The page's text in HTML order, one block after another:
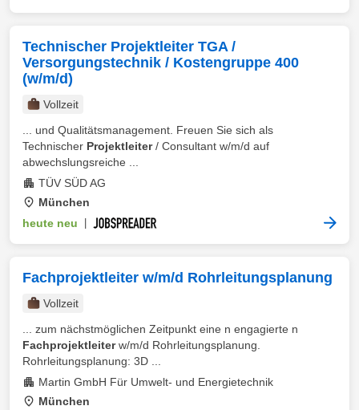
Technischer Projektleiter TGA /
Versorgungstechnik / Kostengruppe 400
(w/m/d)
Vollzeit
... und Qualitätsmanagement. Freuen Sie sich als
Technischer Projektleiter/ Consultant w/m/d auf
abwechslungsreiche ...
TÜV SÜD AG
München
heute neu
Fachprojektleiter w/m/d Rohrleitungsplanung
Vollzeit
... zum nächstmöglichen Zeitpunkt eine n engagierte n
Fachprojektleiterw/m/d Rohrleitungsplanung.
Rohrleitungsplanung: 3D ...
Martin GmbH Für Umwelt- und Energietechnik
München